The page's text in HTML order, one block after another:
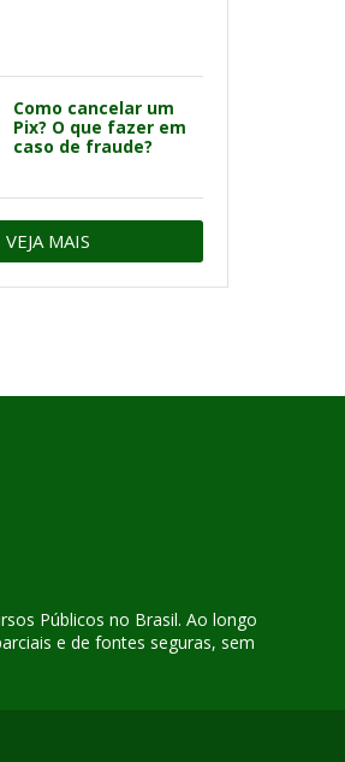
Como cancelar um
Pix? O que fazer em
caso de fraude?
VEJA MAIS
Públicos no Brasil. Ao longo
e de fontes seguras, sem